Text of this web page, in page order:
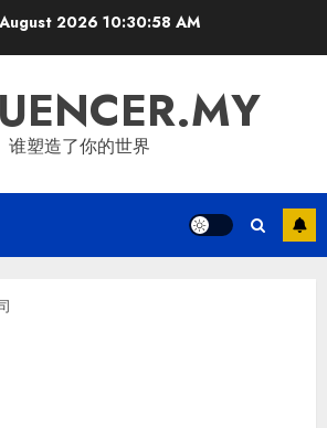
2026 10:30:58 AM
谁塑造了你的世界